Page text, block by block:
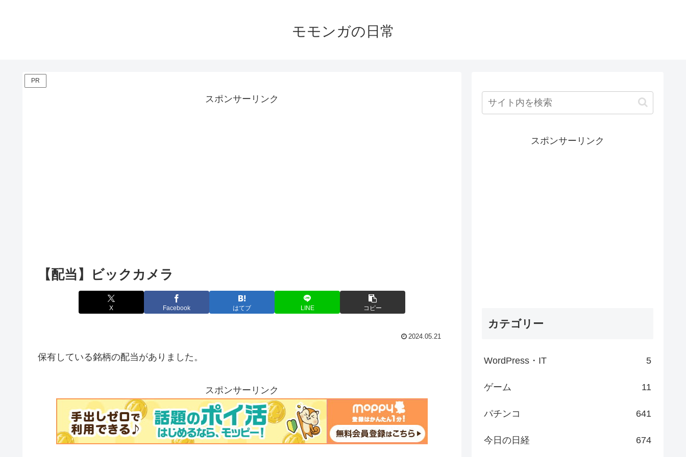
モモンガの日常
PR
スポンサーリンク
【配当】ビックカメラ
X Facebook はてブ LINE コピー
2024.05.21
保有している銘柄の配当がありました。
スポンサーリンク
スポンサーリンク
カテゴリー
WordPress・IT 5
ゲーム 11
パチンコ 641
今日の日経 674